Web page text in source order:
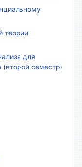
теории
для
семестр)